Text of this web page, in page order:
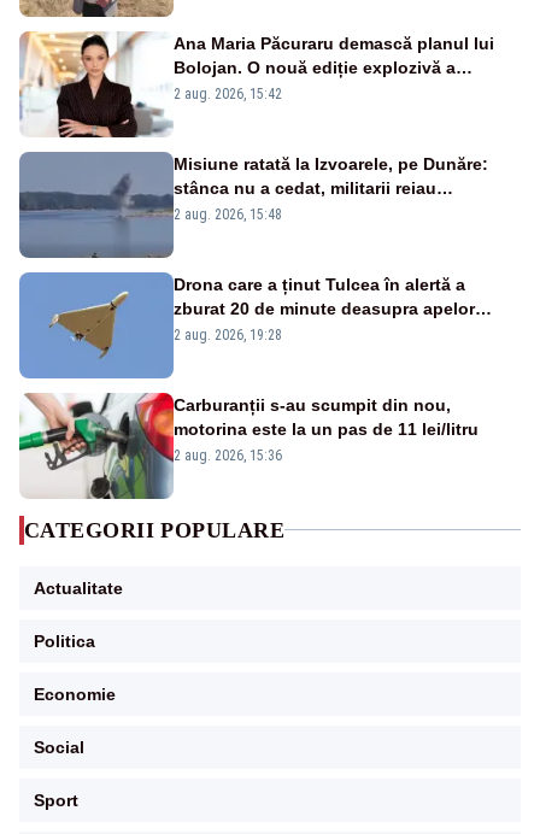
Ana Maria Păcuraru demască planul lui
Bolojan. O nouă ediție explozivă a
emisiunii „Miza Zilei” la Realitatea PLUS
2 aug. 2026, 15:42
Misiune ratată la Izvoarele, pe Dunăre:
stânca nu a cedat, militarii reiau
detonările luni – VIDEO
2 aug. 2026, 15:48
Drona care a ținut Tulcea în alertă a
zburat 20 de minute deasupra apelor
României. Au fost ridicate două F-16
2 aug. 2026, 19:28
Carburanții s-au scumpit din nou,
motorina este la un pas de 11 lei/litru
2 aug. 2026, 15:36
CATEGORII POPULARE
Actualitate
Politica
Economie
Social
Sport